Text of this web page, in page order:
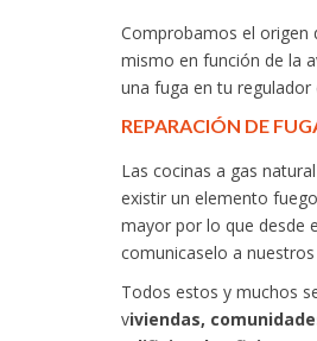
Comprobamos el origen
mismo en función de la
una fuga en tu regulador
REPARACIÓN DE
Las cocinas a gas
existir un elemento
mayor por lo que desde
comunicaselo a
Todos estos y muchos
viviendas,